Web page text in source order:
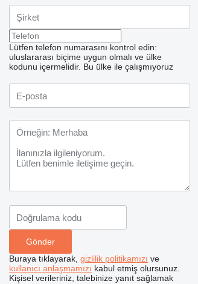
Lütfen telefon numarasını kontrol edin:
uluslararası biçime uygun olmalı ve ülke
kodunu içermelidir. Bu ülke ile çalışmıyoruz
Buraya tıklayarak,gizlilik politikamızı ve
kullanıcı anlaşmamızı kabul etmiş olursunuz.
Kişisel verileriniz, talebinize yanıt sağlamak